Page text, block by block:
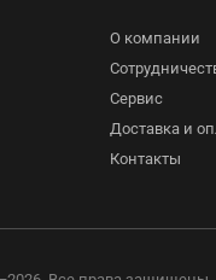
О компании
Сервис
Доставка и
Контакты